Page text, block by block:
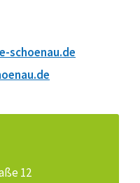
schoenau.de
12